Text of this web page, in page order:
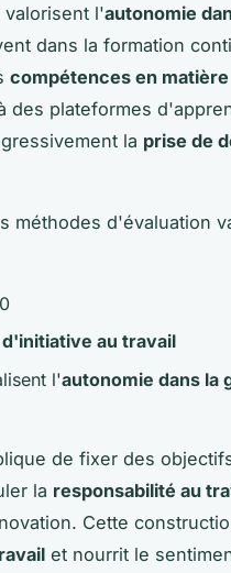
valorisent l'autonomie
dans la formation
compétences en matière
des plateformes
la prise de
méthodes d'évaluation
au travail
l'autonomie dans la
de fixer des
la responsabilité au
Cette
et nourrit le